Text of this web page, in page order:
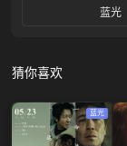
蓝光
猜你喜欢
蓝光